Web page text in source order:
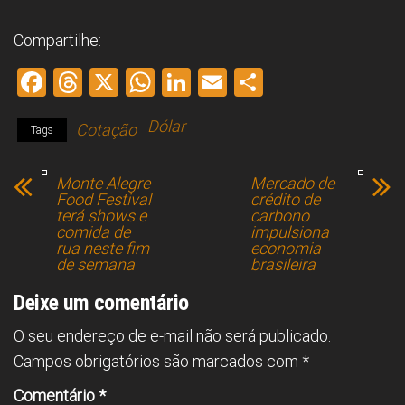
Compartilhe:
F
a
ce
b
o
ok
T
e
a
d
s
X
W
h
at
Li
E
e
Tags Cotação Dólar
Monte Alegre
Food Festival
terá shows e
comida de
rua neste fim
de semana
Mercado de
crédito de
carbono
impulsiona
economia
brasileira
Deixe um comentário
O seu endereço de e-mail não será publicado.
Campos obrigatórios são marcados com *
Comentário*